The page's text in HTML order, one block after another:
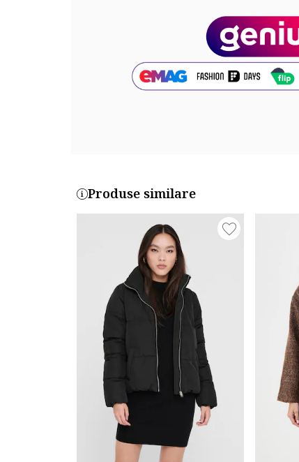
Buzunare: 2 laterale, cu fermoar
Exterior: 100% piele
Produse similare